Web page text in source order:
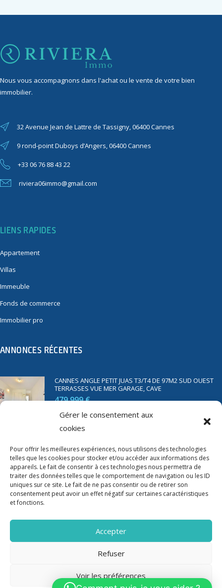
Gérer le consentement aux
cookies
Pour offrir les meilleures expériences, nous utilisons des technologies
telles que les cookies pour stocker et/ou accéder aux informations des
appareils. Le fait de consentir à ces technologies nous permettra de
traiter des données telles que le comportement de navigation ou les ID
uniques sur ce site. Le fait de ne pas consentir ou de retirer son
consentement peut avoir un effet négatif sur certaines caractéristiques
et fonctions.
Accepter
Refuser
Voir les préférences
Nous vous accompagnons dans l'achat ou le vente de votre bien
immobilier.
32 Avenue Jean de Lattre de Tassigny, 06400 Cannes
9 rond-point Duboys d’Angers, 06400 Cannes
+33 06 76 88 43 22
riviera06immo@gmail.com
LIENS RAPIDES
Appartement
Villas
Immeuble
Fonds de commerce
Immobilier pro
ANNONCES RÉCENTES
CANNES ANGLE PETIT JUAS T3/T4 DE 97M2 SUD OUEST
TERRASSES VUE MER GARAGE, CAVE
479 999 €
TERRASSE PARKING
350 000 €
2020-2023 Riviera Immo - Tous Droits réservés -Mentions Légales